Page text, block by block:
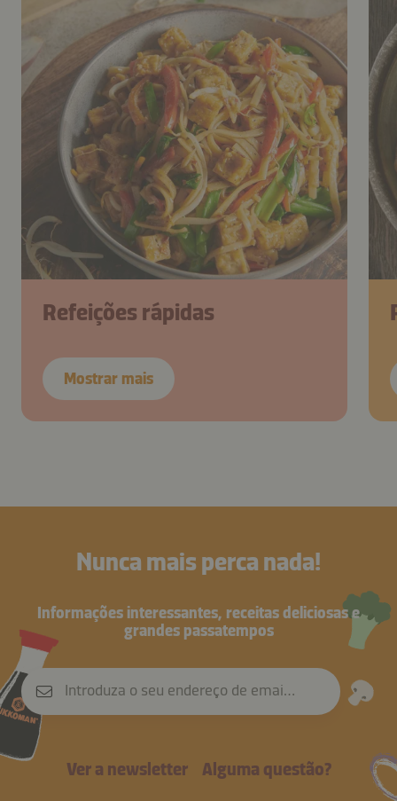
Refeições rápidas
Mostrar mais
Nunca mais perca nada!
Informações interessantes, receitas deliciosas e
grandes passatempos
Introduza o seu endereço de email
Ver a newsletter Alguma questão?